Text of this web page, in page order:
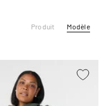
Produit Modèle